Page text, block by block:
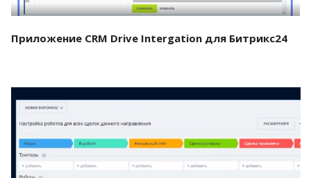
Приложение CRM Drive Intergation для Битрикс24